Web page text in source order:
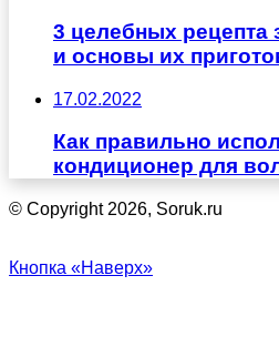
3 целебных рецепта
и основы их
17.02.2022
Как правильно
кондиционер для
© Copyright 2026, Soruk.ru
Кнопка «Наверх»